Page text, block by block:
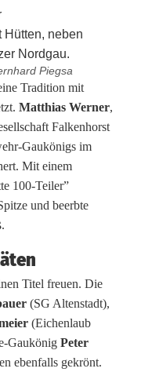
Piegsa
Tradition mit
Matthias Werner,
Falkenhorst
Gaukönigs im
Mit einem
100-Teiler”
und beerbte
.
Titel freuen. Die
(SG Altenstadt),
(Eichenlaub
Gaukönig Peter
ebenfalls gekrönt.